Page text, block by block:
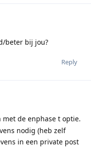
beter bij jou?
Reply
met de enphase t optie.
nodig (heb zelf
in een private post